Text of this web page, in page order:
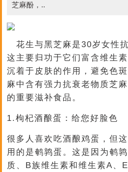
芝麻酚，..
花生与黑芝麻是30岁女性
这主要归功于它们富含维生
沉着于皮肤的作用，避免色
麻中含有强力抗衰老物质芝
的重要滋补食品。
1.枸杞酒酿蛋：给您好脸色
很多人喜欢吃酒酿鸡蛋，但
用的是鹌鹑蛋。这是因为鹌
质、B族维生素和维生素A、